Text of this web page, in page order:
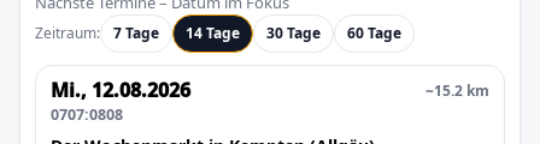
Zeitraum: 7 Tage 14 Tage 30 Tage 60 Tage
Mi., 12.08.2026
0707:0808
~15.2 km